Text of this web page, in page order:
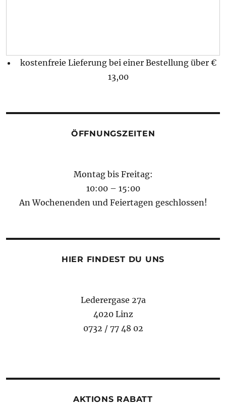
kostenfreie Lieferung bei einer Bestellung über €
13,00
ÖFFNUNGSZEITEN
Montag bis Freitag:
10:00 – 15:00
An Wochenenden und Feiertagen geschlossen!
HIER FINDEST DU UNS
Lederergase 27a
4020 Linz
0732 / 77 48 02
AKTIONS RABATT